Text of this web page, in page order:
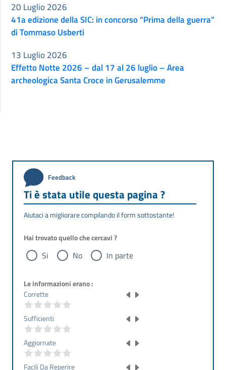
41a edizione della SIC: in concorso “Prima della guerra”
di Tommaso Usberti
20 Luglio 2026
Effetto Notte 2026 – dal 17 al 26 luglio – Area
archeologica Santa Croce in Gerusalemme
13 Luglio 2026
Feedback
Ti è stata utile questa pagina ?
Aiutaci a migliorare compilando il form sottostante!
Hai trovato quello che cercavi ?
Si No In parte
Le informazioni erano :
Corrette
Sufficienti
Aggiornate
Facili Da Reperire